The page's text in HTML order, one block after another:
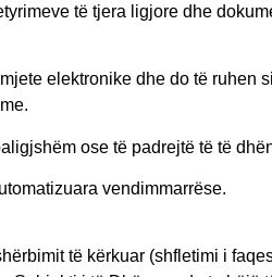
të tjera ligjore dhe
elektronike dhe do të ruhen
ose të padrejtë të të
vendimmarrëse.
të kërkuar (shfletimi i